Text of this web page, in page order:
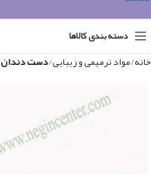
دسته بندی کالاها
خانه مواد ترمیمی و زیبایی دست دندان CROSS LINK2